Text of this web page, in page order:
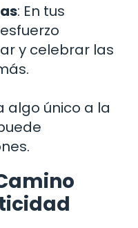
: En tus
y celebrar las
único a la